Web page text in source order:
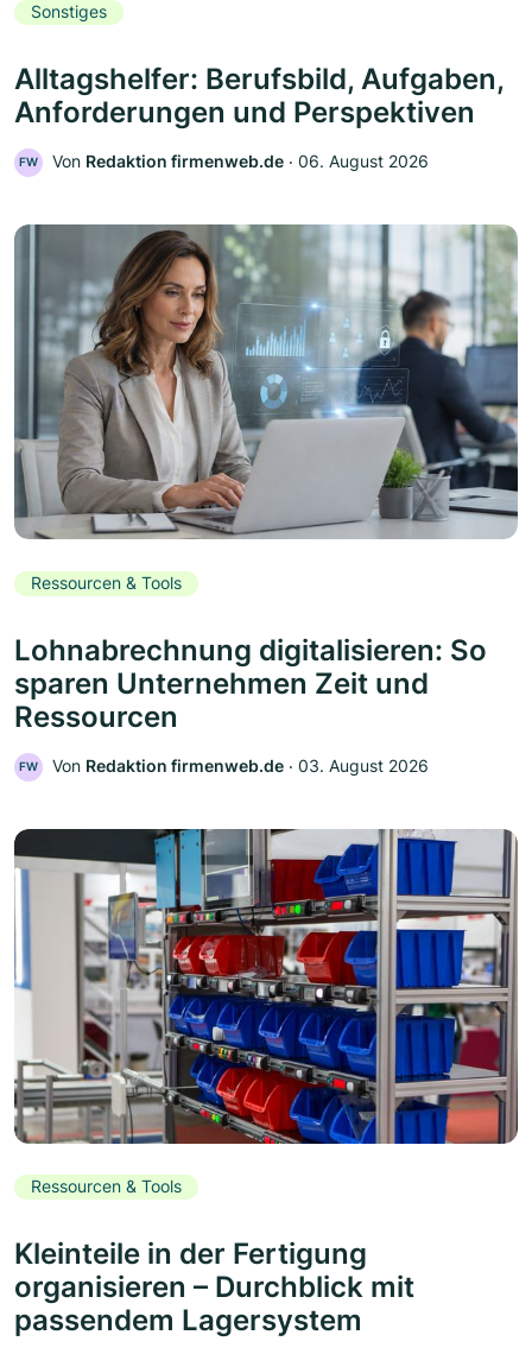
Sonstiges
Alltagshelfer: Berufsbild, Aufgaben,
Anforderungen und Perspektiven
FW Von Redaktion firmenweb.de ‧ 06. August 2026
Ressourcen & Tools
Lohnabrechnung digitalisieren: So
sparen Unternehmen Zeit und
Ressourcen
FW Von Redaktion firmenweb.de ‧ 03. August 2026
Ressourcen & Tools
Kleinteile in der Fertigung
organisieren – Durchblick mit
passendem Lagersystem